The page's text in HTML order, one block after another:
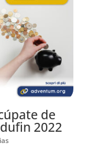
de
2022